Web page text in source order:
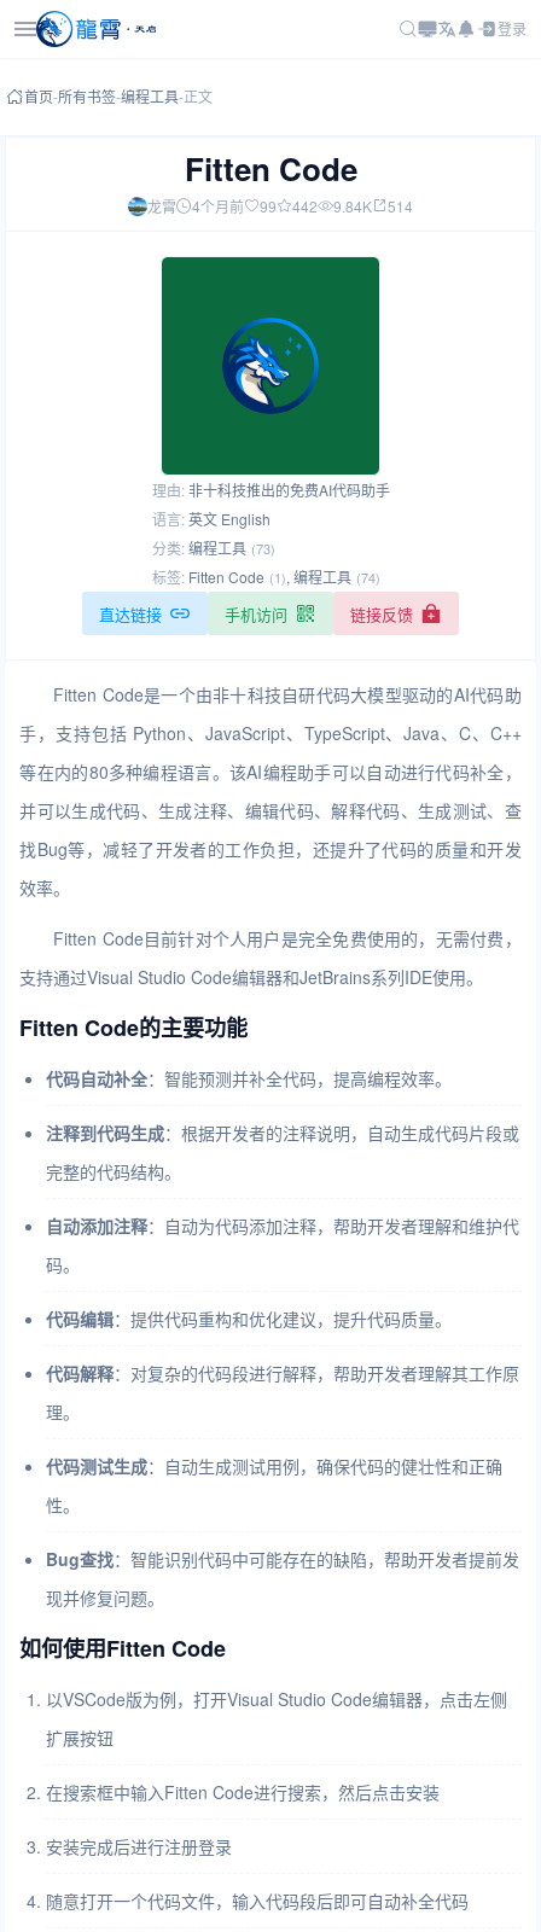
登录
首页-所有书签-编程工具-正文
Fitten Code
龙霄 4个月前 99 442 9.84K 514
理由:非十科技推出的免费AI代码助手
语言:英文 English
分类:编程工具 (73)
标签: Fitten Code (1), 编程工具 (74)
直达链接 手机访问 链接反馈
Fitten Code是一个由非十科技自研代码大模型驱动的AI代码助
手，支持包括 Python、JavaScript、TypeScript、Java、C、C++
等在内的80多种编程语言。该AI编程助手可以自动进行代码补全，
并可以生成代码、生成注释、编辑代码、解释代码、生成测试、查
找Bug等，减轻了开发者的工作负担，还提升了代码的质量和开发
效率。
Fitten Code目前针对个人用户是完全免费使用的，无需付费，
支持通过Visual Studio Code编辑器和JetBrains系列IDE使用。
Fitten Code的主要功能
代码自动补全：智能预测并补全代码，提高编程效率。
注释到代码生成：根据开发者的注释说明，自动生成代码片段或
完整的代码结构。
自动添加注释：自动为代码添加注释，帮助开发者理解和维护代
码。
代码编辑：提供代码重构和优化建议，提升代码质量。
代码解释：对复杂的代码段进行解释，帮助开发者理解其工作原
理。
代码测试生成：自动生成测试用例，确保代码的健壮性和正确
性。
Bug查找：智能识别代码中可能存在的缺陷，帮助开发者提前发
现并修复问题。
如何使用Fitten Code
以VSCode版为例，打开Visual Studio Code编辑器，点击左侧
扩展按钮
在搜索框中输入Fitten Code进行搜索，然后点击安装
安装完成后进行注册登录
随意打开一个代码文件，输入代码段后即可自动补全代码